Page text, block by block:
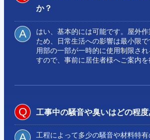
か？
はい、基本的には可能です。屋外
ため、日常生活への影響は最小限
用部の一部が一時的に使用制限さ
すので、事前に居住者様へご案内を
工事中の騒音や臭いはどの程度
工程によって多少の騒音や材料特